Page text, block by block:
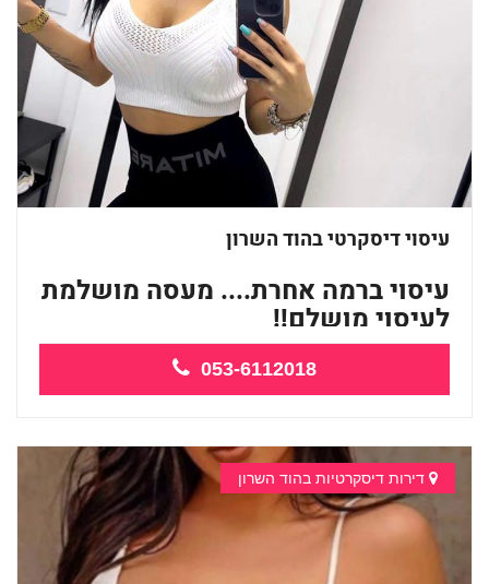
עיסוי דיסקרטי בהוד השרון
עיסוי ברמה אחרת.... מעסה מושלמת
לעיסוי מושלם!!
053-6112018
דירות דיסקרטיות בהוד השרון